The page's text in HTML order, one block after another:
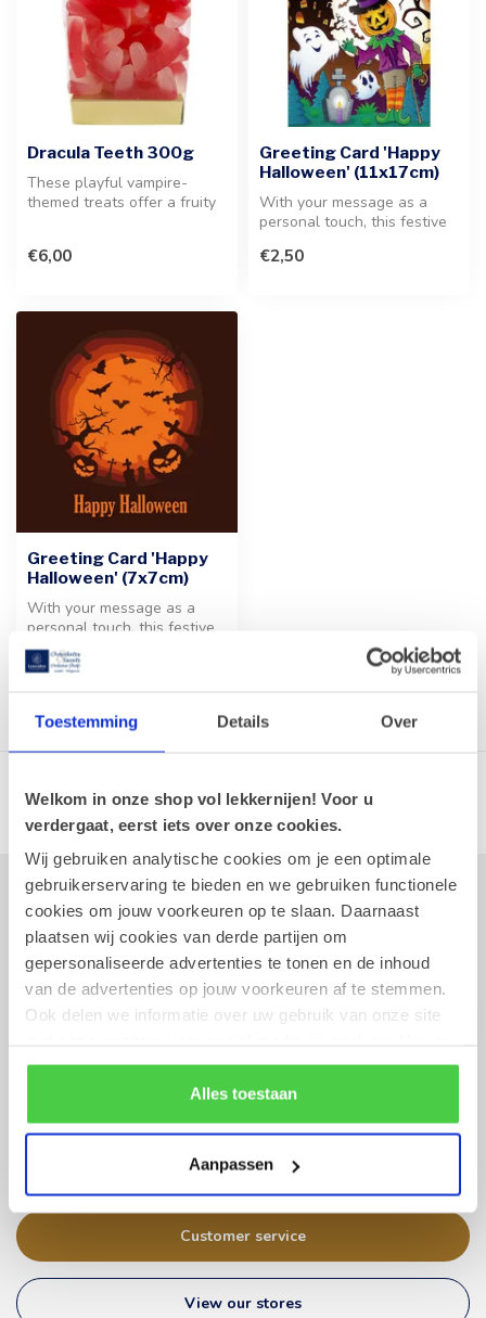
Toestemming Details Over
Welkom in onze shop vol lekkernijen! Voor u
verdergaat, eerst iets over onze cookies.
Wij gebruiken analytische cookies om je een optimale
gebruikerservaring te bieden en we gebruiken functionele
cookies om jouw voorkeuren op te slaan. Daarnaast
plaatsen wij cookies van derde partijen om
gepersonaliseerde advertenties te tonen en de inhoud
van de advertenties op jouw voorkeuren af te stemmen.
Ook delen we informatie over uw gebruik van onze site
rekening mee dat als je bepaalde cookies blokkeert, het
de correcte werking van de website kan verstoren.
Alles toestaan
Aanpassen
Dracula Teeth 300g
These playful vampire-
themed treats offer a fruity
€6,00
Greeting Card 'Happy
Halloween' (11x17cm)
With your message as a
personal touch, this festive
t...
€2,50
Greeting Card 'Happy
Halloween' (7x7cm)
With your message as a
personal touch, this festive
card is the perfect addition...
€1,00
We prepare your order with care and use sturdy shipping boxes.
At warm temperatures, the package is fitted with an extra
Customer service
View our stores
Yes, I want to stay informed about new
products and themes (you can unsubscribe
at any time).
Stay up to date with our latest offers